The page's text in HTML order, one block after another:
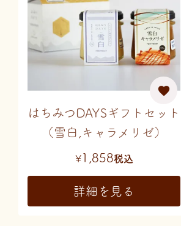
はちみつDAYSギフトセット
（雪白,キャラメリゼ）
¥1,858税込
詳細を見る